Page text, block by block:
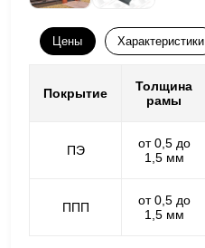
Цены Характеристики
Покрытие
Толщина
рамы
ПЭ
от 0,5 до
1,5 мм
ППП
от 0,5 до
1,5 мм